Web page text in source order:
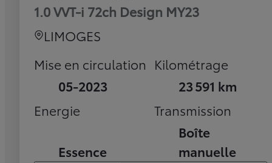
1.0 VVT-i 72ch Design MY23
LIMOGES
Mise en circulation
05-2023
Kilométrage
23 591 km
Energie
Essence
Transmission
Boîte
manuelle